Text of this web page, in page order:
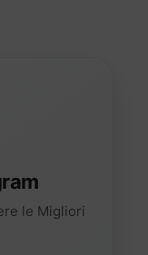
le Migliori